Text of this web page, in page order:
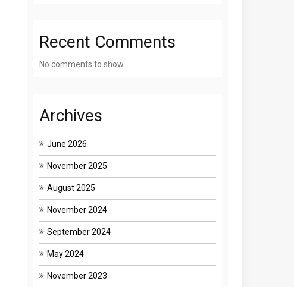
Recent Comments
No comments to show.
Archives
June 2026
November 2025
August 2025
November 2024
September 2024
May 2024
November 2023